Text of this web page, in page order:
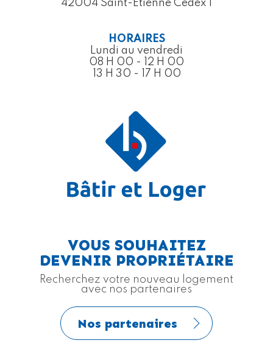
42004 Saint-Etienne Cedex 1
HORAIRES
Lundi au vendredi
08 H 00 - 12 H 00
13 H 30 - 17 H 00
VOUS SOUHAITEZ
DEVENIR PROPRIÉTAIRE
Recherchez votre nouveau logement
avec nos partenaires
Nos partenaires